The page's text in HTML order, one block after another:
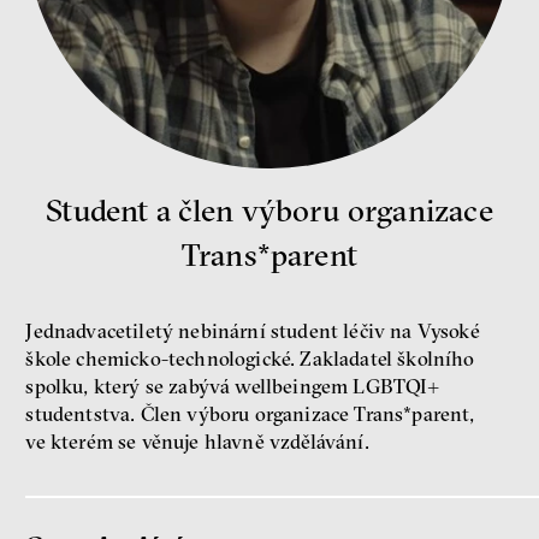
ekonomika
Jeffrey Winters o tom, jak
majetek oligarchů určuje
pravidla
Petr Bittner
Student a člen výboru organizace
Trans*parent
Jednadvacetiletý nebinární student léčiv na Vysoké
škole chemicko-technologické. Zakladatel školního
spolku, který se zabývá wellbeingem LGBTQI+
studentstva. Člen výboru organizace Trans*parent,
ve kterém se věnuje hlavně vzdělávání.